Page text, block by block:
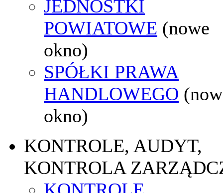
JEDNOSTKI
POWIATOWE (nowe
okno)
SPÓŁKI PRAWA
HANDLOWEGO
okno)
KONTROLE, AUDYT,
KONTROLA